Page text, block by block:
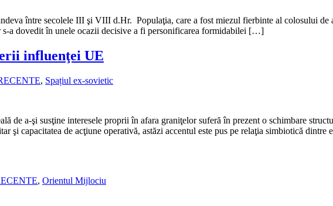
între secolele III şi VIII d.Hr. Populaţia, care a fost miezul fierbinte al colosului de
a dovedit în unele ocazii decisive a fi personificarea formidabilei […]
influenţei UE
, Spațiul ex-sovietic
de a-şi susţine interesele proprii în afara graniţelor suferă în prezent o schimbare
şi capacitatea de acţiune operativă, astăzi accentul este pus pe relaţia simbiotică
, Orientul Mijlociu